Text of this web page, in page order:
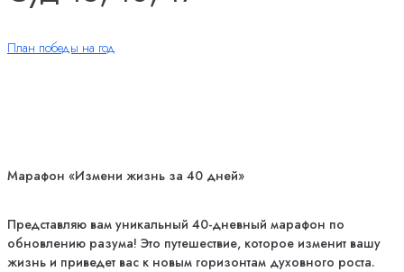
План победы на год
Марафон «Измени жизнь за 40 дней»
Представляю вам уникальный 40-дневный марафон по
обновлению разума! Это путешествие, которое изменит вашу
жизнь и приведет вас к новым горизонтам духовного роста.